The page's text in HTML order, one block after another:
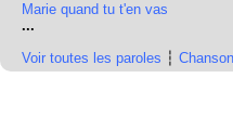
Marie quand tu t'en vas
...
Voir toutes les paroles ┆